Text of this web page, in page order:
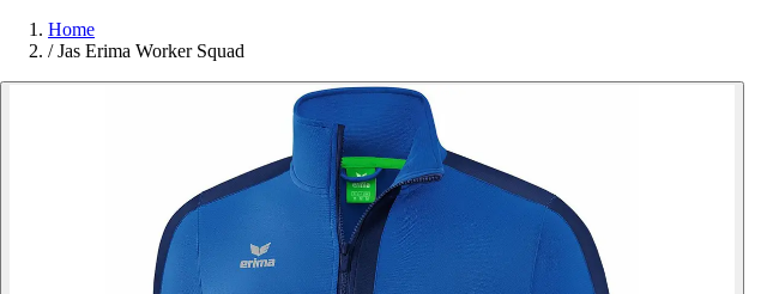
Home
/ Jas Erima Worker Squad